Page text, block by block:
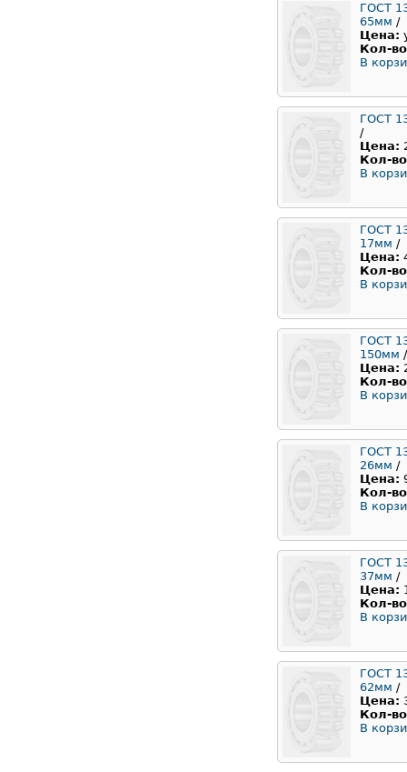
ГОСТ
65мм /
Цена:
Кол-
В
ГОСТ
/
Цена:
Кол-
В
ГОСТ
17мм /
Цена:
Кол-
В
ГОСТ
150мм /
Цена:
Кол-
В
ГОСТ
26мм /
Цена:
Кол-
В
ГОСТ
37мм /
Цена:
Кол-
В
ГОСТ
62мм /
Цена:
Кол-
В